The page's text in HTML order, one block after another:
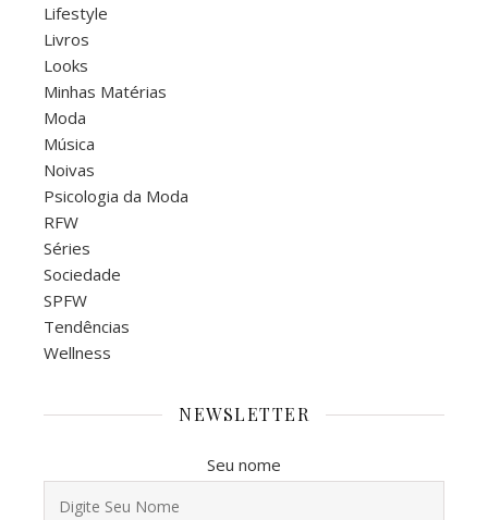
Lifestyle
Livros
Looks
Minhas Matérias
Moda
Música
Noivas
Psicologia da Moda
RFW
Séries
Sociedade
SPFW
Tendências
Wellness
NEWSLETTER
Seu nome